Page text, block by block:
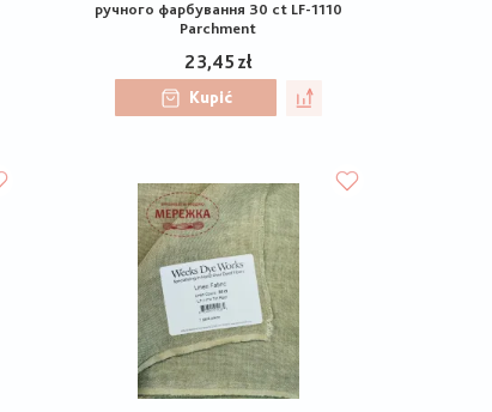
ручного фарбування 30 ct LF-1110
Parchment
23,45 zł
Kupić